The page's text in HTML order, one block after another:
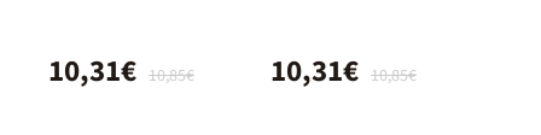
10,85€
10,31€ 10,85€
10,31€